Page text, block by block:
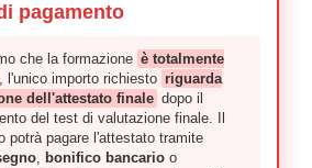
pagamento
che la formazione è totalmente
, l'unico importo richiesto riguarda
dell'attestato finale dopo il
del test di valutazione finale. Il
potrà pagare l'attestato tramite
, bonifico bancario o